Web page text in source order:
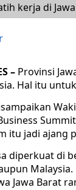
kerja di
– Provinsi
Hal itu
itu jadi ajang
diperkuat di
Jawa Barat